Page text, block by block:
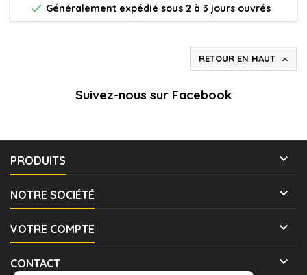
 Généralement expédié sous 2 à 3 jours ouvrés
RETOUR EN HAUT 
Suivez-nous sur Facebook
PRODUITS 
NOTRE SOCIÉTÉ 
VOTRE COMPTE 
CONTACT 